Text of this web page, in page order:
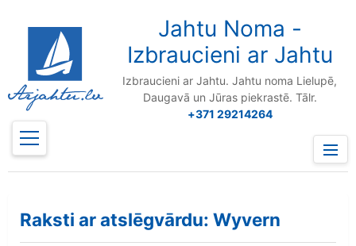
Jahtu Noma -
Izbraucieni ar Jahtu
Izbraucieni ar Jahtu. Jahtu noma Lielupē,
Daugavā un Jūras piekrastē. Tālr.
+371 29214264
Menu
Raksti ar atslēgvārdu: Wyvern